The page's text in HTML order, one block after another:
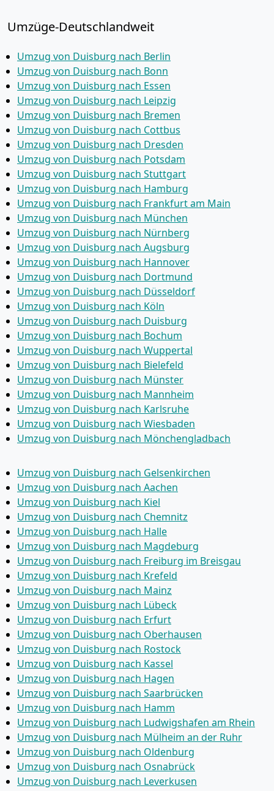
Umzüge-Deutschlandweit
Umzug von Duisburg nach Berlin
Umzug von Duisburg nach Bonn
Umzug von Duisburg nach Essen
Umzug von Duisburg nach Leipzig
Umzug von Duisburg nach Bremen
Umzug von Duisburg nach Cottbus
Umzug von Duisburg nach Dresden
Umzug von Duisburg nach Potsdam
Umzug von Duisburg nach Stuttgart
Umzug von Duisburg nach Hamburg
Umzug von Duisburg nach Frankfurt am Main
Umzug von Duisburg nach München
Umzug von Duisburg nach Nürnberg
Umzug von Duisburg nach Augsburg
Umzug von Duisburg nach Hannover
Umzug von Duisburg nach Dortmund
Umzug von Duisburg nach Düsseldorf
Umzug von Duisburg nach Köln
Umzug von Duisburg nach Duisburg
Umzug von Duisburg nach Bochum
Umzug von Duisburg nach Wuppertal
Umzug von Duisburg nach Bielefeld
Umzug von Duisburg nach Münster
Umzug von Duisburg nach Mannheim
Umzug von Duisburg nach Karlsruhe
Umzug von Duisburg nach Wiesbaden
Umzug von Duisburg nach Mönchen­gladbach
Umzug von Duisburg nach Gelsenkirchen
Umzug von Duisburg nach Aachen
Umzug von Duisburg nach Kiel
Umzug von Duisburg nach Chemnitz
Umzug von Duisburg nach Halle
Umzug von Duisburg nach Magdeburg
Umzug von Duisburg nach Freiburg im Breisgau
Umzug von Duisburg nach Krefeld
Umzug von Duisburg nach Mainz
Umzug von Duisburg nach Lübeck
Umzug von Duisburg nach Erfurt
Umzug von Duisburg nach Oberhausen
Umzug von Duisburg nach Rostock
Umzug von Duisburg nach Kassel
Umzug von Duisburg nach Hagen
Umzug von Duisburg nach Saarbrücken
Umzug von Duisburg nach Hamm
Umzug von Duisburg nach Ludwigshafen am Rhein
Umzug von Duisburg nach Mülheim an der Ruhr
Umzug von Duisburg nach Oldenburg
Umzug von Duisburg nach Osnabrück
Umzug von Duisburg nach Leverkusen